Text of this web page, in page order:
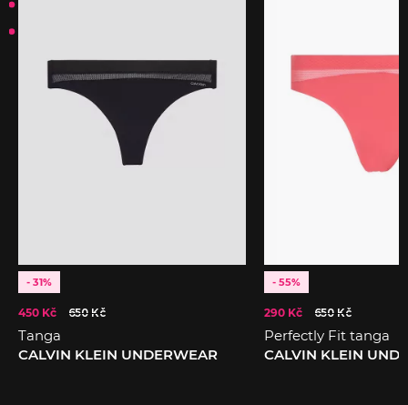
- 31%
450 Kč 650 Kč
Tanga
CALVIN KLEIN UNDERWEAR
- 55%
290 Kč 650 Kč
Perfectly Fit tanga
CALVIN KLEIN